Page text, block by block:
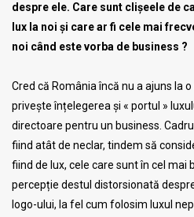
despre ele. Care sunt clișeele de
lux la noi și care ar fi cele mai
noi când este vorba de business ?
Cred că România încă nu a ajuns la
privește înțelegerea și « portul »
directoare pentru un business.
fiind atât de neclar, tindem să
fiind de lux, cele care sunt în cel mai
percepție destul distorsionată
logo-ului, la fel cum folosim luxul